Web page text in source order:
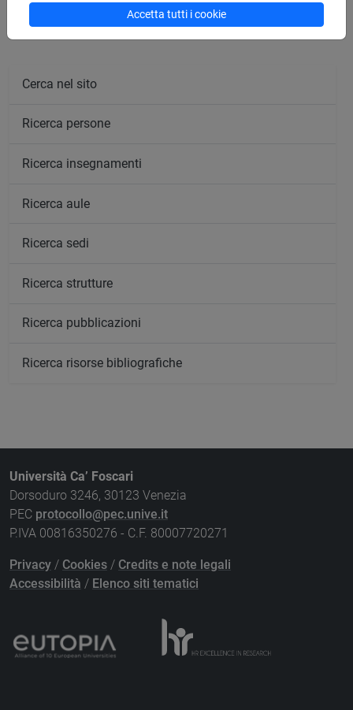
Calendario lezioni
Cerca nel sito
Ricerca persone
Ricerca insegnamenti
Ricerca aule
Ricerca sedi
Ricerca strutture
Ricerca pubblicazioni
Ricerca risorse bibliografiche
Università Ca’ Foscari
Dorsoduro 3246, 30123 Venezia
PEC protocollo@pec.unive.it
P.IVA 00816350276 - C.F. 80007720271
Privacy / Cookies / Credits e note legali
Accessibilità / Elenco siti tematici
Accetta tutti i cookie